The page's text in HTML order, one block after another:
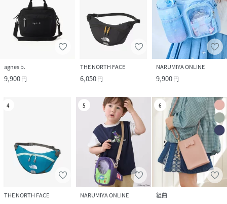
agnes b.
9,900円
THE NORTH FACE
6,050円
NARUMIYA ONLINE
9,900円
4
THE NORTH FACE
5
NARUMIYA ONLINE
6
組曲